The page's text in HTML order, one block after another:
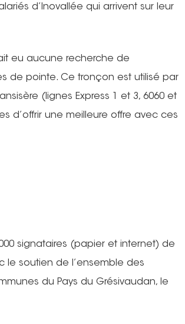
d’Inovallée qui arrivent sur leur
eu aucune recherche de
de pointe. Ce tronçon est utilisé par
(lignes Express 1 et 3, 6060 et
d’offrir une meilleure offre avec ces
signataires (papier et internet) de
le soutien de l’ensemble des
du Pays du Grésivaudan, le